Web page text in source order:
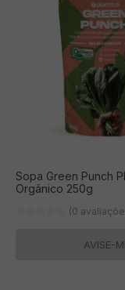
Sopa Green Punch
Orgânico 250g
(0
AVISE-